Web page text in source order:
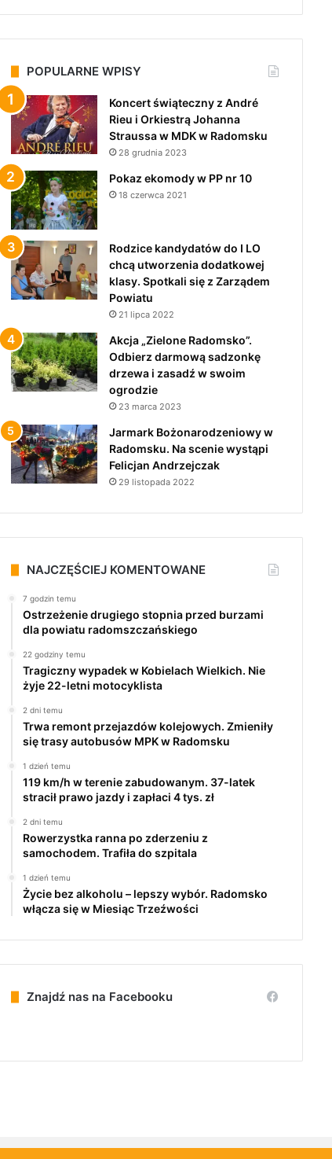
POPULARNE WPISY
Koncert świąteczny z André
Rieu i Orkiestrą Johanna
Straussa w MDK w Radomsku
28 grudnia 2023
Pokaz ekomody w PP nr 10
18 czerwca 2021
Rodzice kandydatów do I LO
chcą utworzenia dodatkowej
klasy. Spotkali się z Zarządem
Powiatu
21 lipca 2022
Akcja „Zielone Radomsko”.
Odbierz darmową sadzonkę
drzewa i zasadź w swoim
ogrodzie
23 marca 2023
Jarmark Bożonarodzeniowy w
Radomsku. Na scenie wystąpi
Felicjan Andrzejczak
29 listopada 2022
NAJCZĘŚCIEJ KOMENTOWANE
7 godzin temu
Ostrzeżenie drugiego stopnia przed burzami
dla powiatu radomszczańskiego
22 godziny temu
Tragiczny wypadek w Kobielach Wielkich. Nie
żyje 22-letni motocyklista
2 dni temu
Trwa remont przejazdów kolejowych. Zmieniły
się trasy autobusów MPK w Radomsku
1 dzień temu
119 km/h w terenie zabudowanym. 37-latek
stracił prawo jazdy i zapłaci 4 tys. zł
2 dni temu
Rowerzystka ranna po zderzeniu z
samochodem. Trafiła do szpitala
1 dzień temu
Życie bez alkoholu – lepszy wybór. Radomsko
włącza się w Miesiąc Trzeźwości
Znajdź nas na Facebooku